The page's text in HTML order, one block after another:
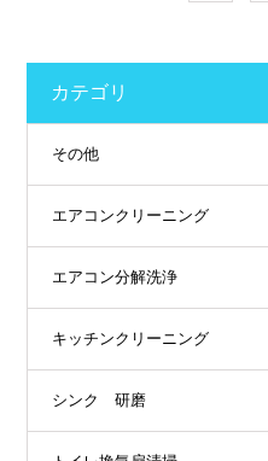
カテゴリ
その他
エアコンクリーニング
エアコン分解洗浄
キッチンクリーニング
シンク 研磨